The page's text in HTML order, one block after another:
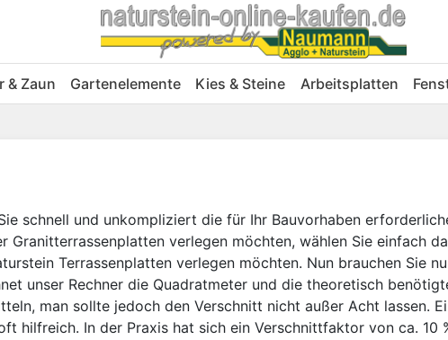
& Zaun Gartenelemente Kies & Steine Arbeitsplatten
schnell und unkompliziert die für Ihr Bauvorhaben
verlegen möchten, wählen Sie einfach
Terrassenplatten verlegen möchten. Nun brauchen Sie
unser Rechner die Quadratmeter und die theoretisch
man sollte jedoch den Verschnitt nicht außer Acht lassen.
hilfreich. In der Praxis hat sich ein Verschnittfaktor von ca. 10